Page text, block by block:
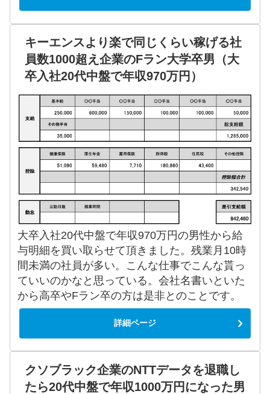
キーエンスより楽で同じくらい稼げる社
員数1000超え企業のFラン大学卒男（大
卒入社20代中盤で年収970万円）
大卒入社20代中盤で年収970万円の男性から給
与明細を買い取らせて頂きました。残業月10時
間未満の社員が多い。こんな仕事でこんな貰っ
ていいのかなと思っている。会社名書いといた
から高卒やFラン卒の方は是非とのことです。
詳細ページ
クソブラック企業のNTTデータを退職し
たら20代中盤で年収1000万円になった男